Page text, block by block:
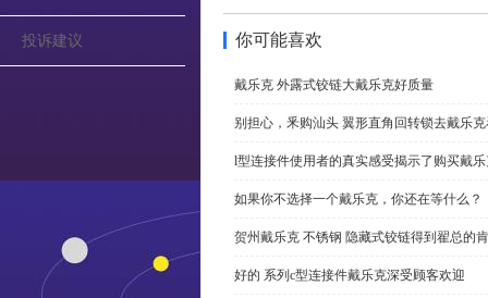
投诉建议 你可能喜欢
戴乐克 外露式铰链大戴乐克好质量
别担心，釆购汕头 翼形直角回转锁去戴乐
l型连接件使用者的真实感受揭示了购买戴
如果你不选择一个戴乐克，你还在等什么？
贺州戴乐克 不锈钢 隐藏式铰链得到翟总的
好的 系列c型连接件戴乐克深受顾客欢迎